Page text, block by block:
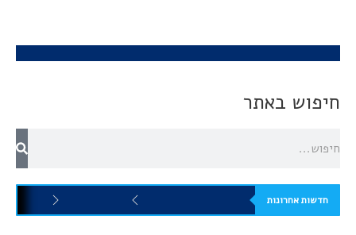
חיפוש באתר
חדשות אחרונות